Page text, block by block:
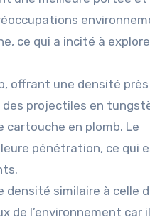
ce qui a incité à
offrant une densité près
des projectiles en
en plomb. Le
pénétration, ce qui
similaire à celle
de l’environnement car